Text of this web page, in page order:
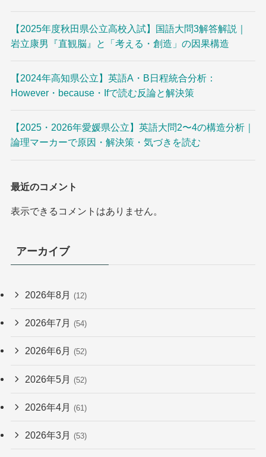
【2025年度秋田県公立高校入試】国語大問3解答解説｜
岩立康男『直観脳』と「考える・創造」の因果構造
【2024年高知県公立】英語A・B日程統合分析：
However・because・Ifで読む反論と解決策
【2025・2026年愛媛県公立】英語大問2〜4の構造分析｜
論理マーカーで原因・解決策・気づきを読む
最近のコメント
表示できるコメントはありません。
アーカイブ
2026年8月 (12)
2026年7月 (54)
2026年6月 (52)
2026年5月 (52)
2026年4月 (61)
2026年3月 (53)